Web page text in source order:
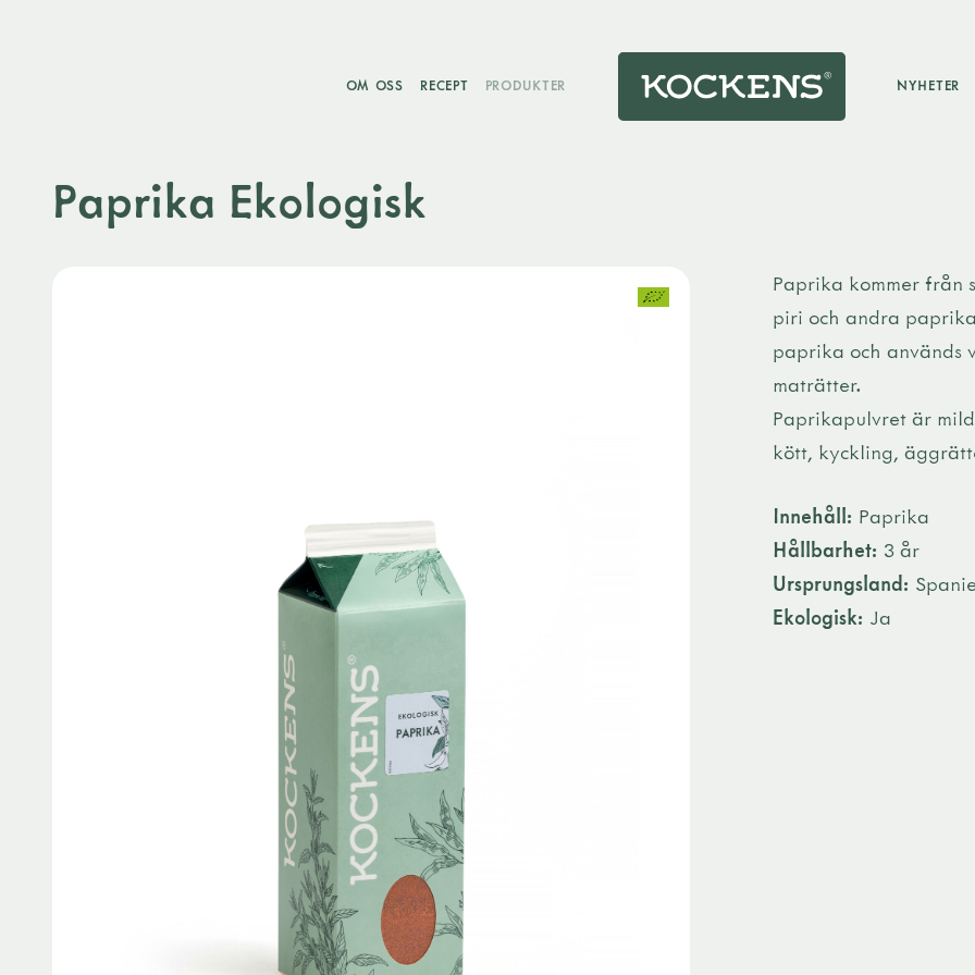
OM OSS RECEPT PRODUKTER NYHETER
Paprika Ekologisk
Paprika kommer från
piri och andra
paprika och används
maträtter.
Paprikapulvret är
kött, kyckling,
Innehåll: Paprika
Hållbarhet: 3 år
Ursprungsland:
Ekologisk: Ja